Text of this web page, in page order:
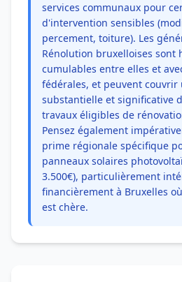
services communaux pour
d'intervention sensibles
percement, toiture). Les
Rénolution bruxelloises sont
cumulables entre elles et
fédérales, et peuvent couvrir
substantielle et significative
travaux éligibles de
Pensez également
prime régionale spécifique
panneaux solaires
3.500€), particulièrement
financièrement à Bruxelles
est chère.